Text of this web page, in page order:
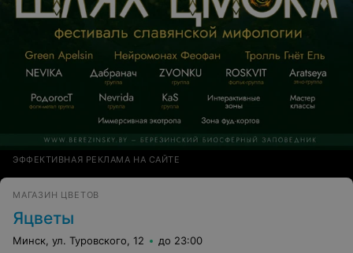
ЭФФЕКТИВНАЯ РЕКЛАМА НА САЙТЕ
МАГАЗИН ЦВЕТОВ
Яцветы
Минск, ул. Туровского, 12 до 23:00